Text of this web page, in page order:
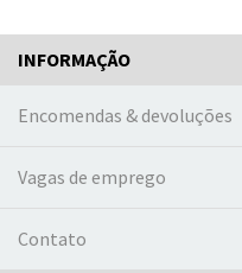
INFORMAÇÃO
Encomendas & devoluções
Vagas de emprego
Contato